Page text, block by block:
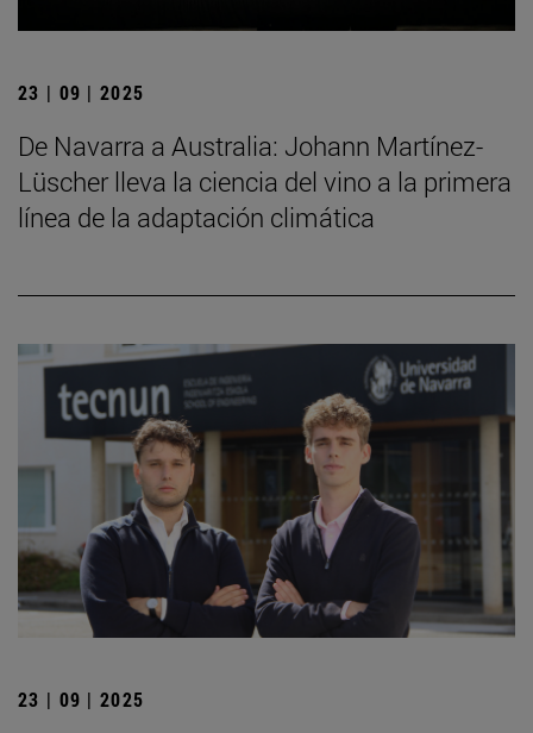
23 | 09 | 2025
De Navarra a Australia: Johann Martínez-
Lüscher lleva la ciencia del vino a la primera
línea de la adaptación climática
23 | 09 | 2025